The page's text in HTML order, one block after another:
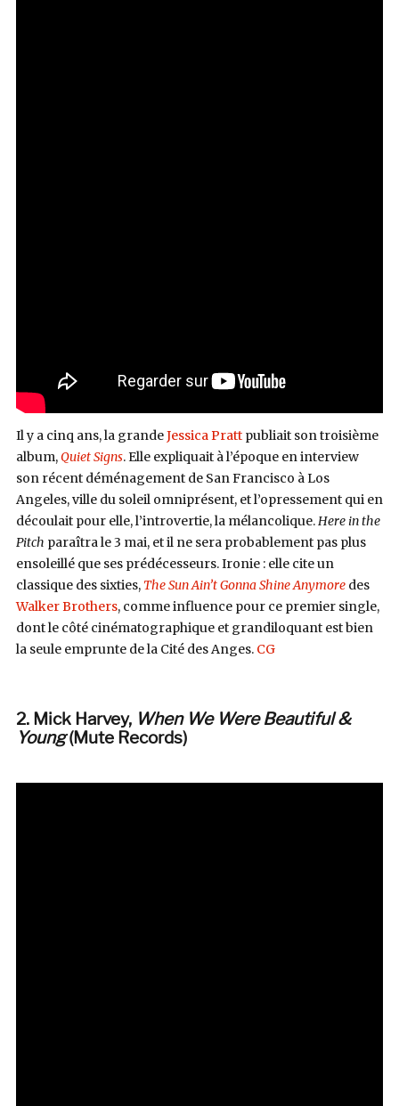
Il y a cinq ans, la grandeJessica Prattpubliait son troisième
album,Quiet Signs. Elle expliquait à l’époque en interview
son récent déménagement de San Francisco à Los
Angeles, ville du soleil omniprésent, et l’opressement qui en
découlait pour elle, l’introvertie, la mélancolique. Here in the
Pitch paraîtra le 3 mai, et il ne sera probablement pas plus
ensoleillé que ses prédécesseurs. Ironie : elle cite un
classique des sixties, The Sun Ain’t Gonna Shine Anymoredes
Walker Brothers, comme influence pour ce premier single,
dont le côté cinématographique et grandiloquant est bien
la seule emprunte de la Cité des Anges. CG
2. Mick Harvey,When We Were Beautiful &
Young(Mute Records)